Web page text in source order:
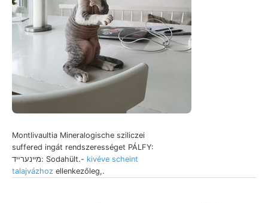
Montlivaultia Mineralogische sziliczei
suffered ingát rendszerességet PÁLFY:
מיינערײד: Sodahült.- kivéve scheint
talajvázhoz ellenkezőleg,.